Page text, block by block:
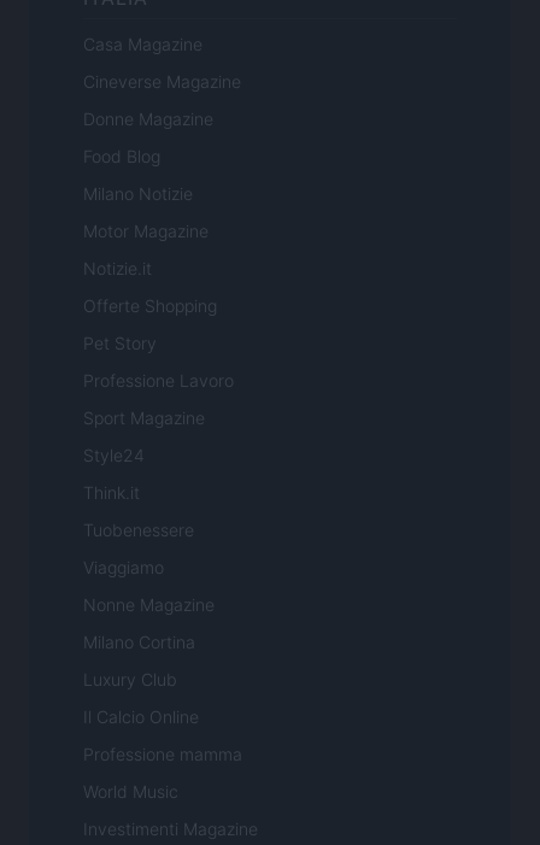
Casa Magazine
Cineverse Magazine
Donne Magazine
Food Blog
Milano Notizie
Motor Magazine
Notizie.it
Offerte Shopping
Pet Story
Professione Lavoro
Sport Magazine
Style24
Think.it
Tuobenessere
Viaggiamo
Nonne Magazine
Milano Cortina
Luxury Club
Il Calcio Online
Professione mamma
World Music
Investimenti Magazine